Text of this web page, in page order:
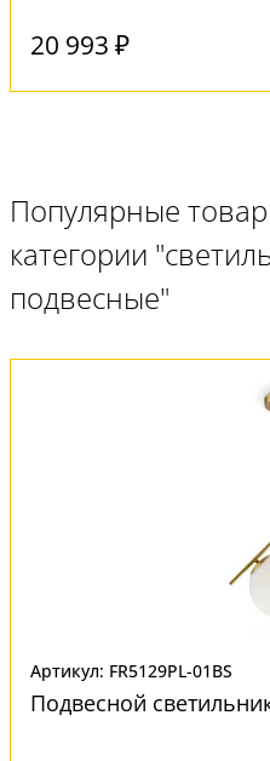
20 993 ₽
Популярные
категории
подвесные"
Артикул: FR5129PL-01BS
Подвесной